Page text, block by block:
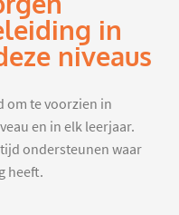
in
niveaus
om te voorzien in
en in elk leerjaar.
ondersteunen waar
heeft.